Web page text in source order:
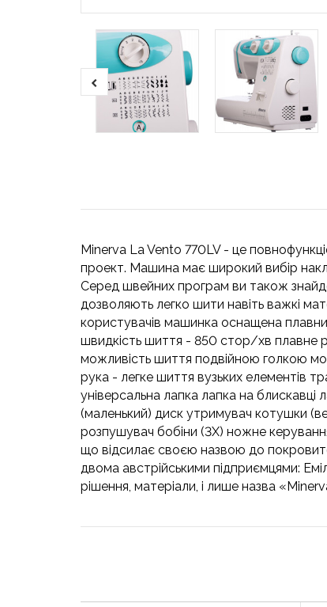
Minerva La Vento 770LV - це
проект. Машина має широкий вибір
Серед швейних програм ви також
дозволяють легко шити навіть важкі
користувачів машинка оснащена
швидкість шиття - 850 стор/хв плавне
можливість шиття подвійною голкою
рука - легке шиття вузьких елементів
універсальна лапка лапка на
(маленький) диск утримувач котушки
розпушувач бобіни (3Х) ножне
що відсилає своєю назвою до
двома австрійськими підприємцями:
рішення, матеріали, і лише назва